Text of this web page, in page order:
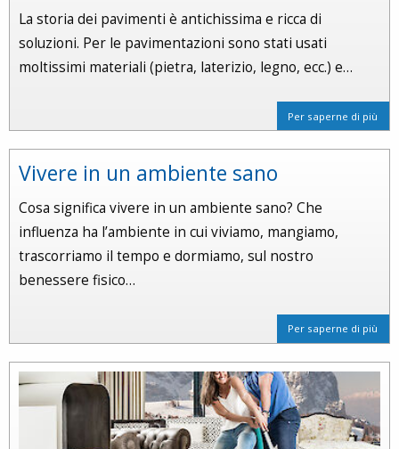
La storia dei pavimenti è antichissima e ricca di
soluzioni. Per le pavimentazioni sono stati usati
moltissimi materiali (pietra, laterizio, legno, ecc.) e…
Per saperne di più
Vivere in un ambiente sano
Cosa significa vivere in un ambiente sano? Che
influenza ha l’ambiente in cui viviamo, mangiamo,
trascorriamo il tempo e dormiamo, sul nostro
benessere fisico…
Per saperne di più